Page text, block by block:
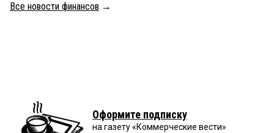
Все новости финансов →
Оформите подписку
на газету «Коммерческие вести»